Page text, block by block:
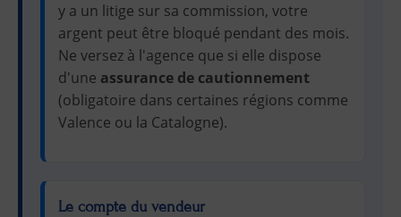
y a un litige sur sa commission, votre
argent peut être bloqué pendant des mois.
Ne versez à l'agence que si elle dispose
d'une assurance de cautionnement
(obligatoire dans certaines régions comme
Valence ou la Catalogne).
Le compte du vendeur